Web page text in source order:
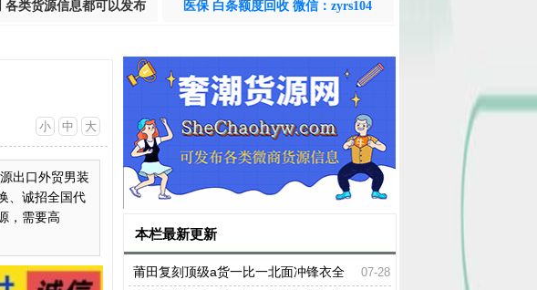
各类货源信息都可以发布 医保 白条额度回收 微信：zyrs104
小 中 大
出口外贸男装
、诚招全国代
，需要高
本栏最新更新
07-28
莆田复刻顶级a货一比一北面冲锋衣全